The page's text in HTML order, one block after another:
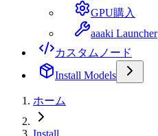
GPU購入
aaaki Launcher
カスタムノード
Install Models
ホーム
Install